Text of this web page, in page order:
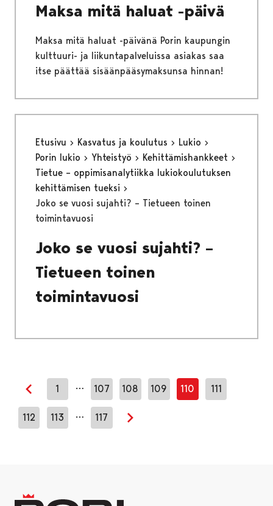
Maksa mitä haluat -päivä
Maksa mitä haluat -päivänä Porin kaupungin
kulttuuri- ja liikuntapalveluissa asiakas saa
itse päättää sisäänpääsymaksunsa hinnan!
Etusivu Kasvatus ja koulutus
Lukio
Porin lukio
Yhteistyö
Kehittämishankkeet
Tietue – oppimisanalytiikka lukiokoulutuksen
kehittämisen tueksi
Joko se vuosi sujahti? – Tietueen toinen
toimintavuosi
Joko se vuosi sujahti? –
Tietueen toinen
toimintavuosi
Edellinen sivu
1 … 107 108 109 110 111
112 113 … 117
Seuraava sivu